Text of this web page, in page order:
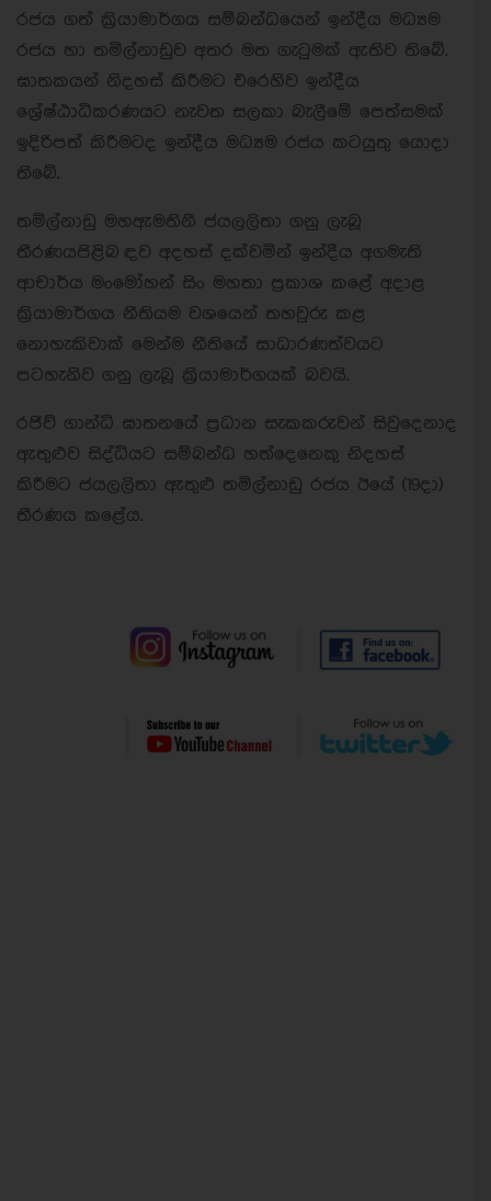
රජය ගත් ක්‍රියාමාර්ගය සම්බන්ධයෙන් ඉන්දීය මධ්‍යම
රජය හා තමිල්නාඩුව අතර මත ගැටුමක් ඇතිව තිබේ.
ඝාතකයන් නිදහස් කිරීමට එරෙහිව ඉන්දීය
ශ්‍රේෂ්ඨාධිකරණයට නැවත සලකා බැලීමේ පෙත්සමක්
ඉදිරිපත් කිරීමටද ඉන්දීය මධ්‍යම රජය කටයුතු යොදා
තිබේ.
තමිල්නාඩු මහඇමතිනී ජයලලිතා ගනු ලැබූ
තීරණයපිළිබ ඳව අදහස් දක්වමින් ඉන්දීය අගමැති
ආචාර්ය මංමෝහන් සිං මහතා ප්‍රකාශ කළේ අදාළ
ක්‍රියාමාර්ගය නීතියම වශයෙන් තහවුරු කළ
නොහැකිවාක් මෙන්ම නීතියේ සාධාරණත්වයට
පටහැනිව ගනු ලැබූ ක්‍රියාමාර්ගයක් බවයි.
රජිව් ගාන්ධි ඝාතනයේ ප්‍රධාන සැකකරුවන් සිවුදෙනාද
ඇතුළුව සිද්ධියට සම්බන්ධ හත්දෙනෙකු නිදහස්
කිරීමට ජයලලිතා ඇතුළු තමිල්නාඩු රජය ඊයේ (19දා)
තීරණය කළේය.